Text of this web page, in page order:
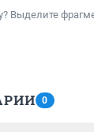
Выделите
0